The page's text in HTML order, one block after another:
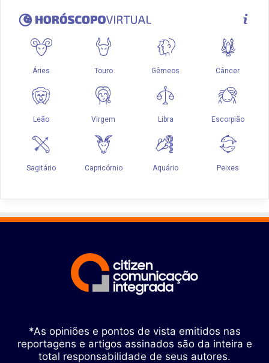
*As opiniões e pontos de vista emitidos nas
reportagens e artigos assinados são da inteira e
total responsabilidade de seus autores.